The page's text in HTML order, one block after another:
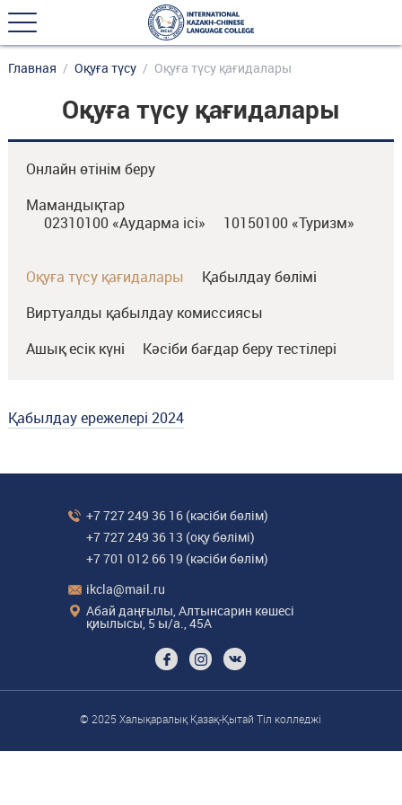
Главная Оқуға түсу Оқуға түсу қағидалары
Оқуға түсу қағидалары
Онлайн өтінім беру
Мамандықтар
02310100 «Аударма ісі»
10150100 «Туризм»
Оқуға түсу қағидалары
Қабылдау бөлімі
Виртуалды қабылдау комиссиясы
Ашық есік күні
Кәсіби бағдар беру тестілері
Қабылдау ережелері 2024
+7 727 249 36 16 (кәсіби бөлім)
+7 727 249 36 13 (оқу бөлімі)
+7 701 012 66 19 (кәсіби бөлім)
ikcla@mail.ru
Абай даңғылы, Алтынсарин көшесі
қиылысы, 5 ы/а., 45А
© 2025 Халықаралық Қазақ-Қытай Тіл колледжі